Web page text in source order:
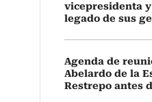
vicepresidenta
legado de sus
Agenda de
Abelardo de la
Restrepo antes